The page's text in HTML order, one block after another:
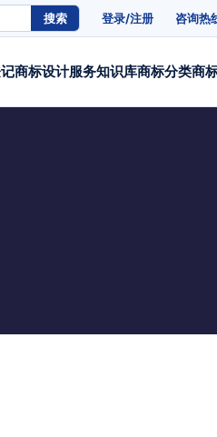
搜索 登录/注册 咨询热
商标设计服务知识库商标分类商